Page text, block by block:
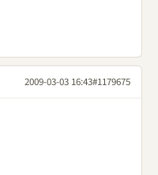
2009-03-03 16:43#1179675